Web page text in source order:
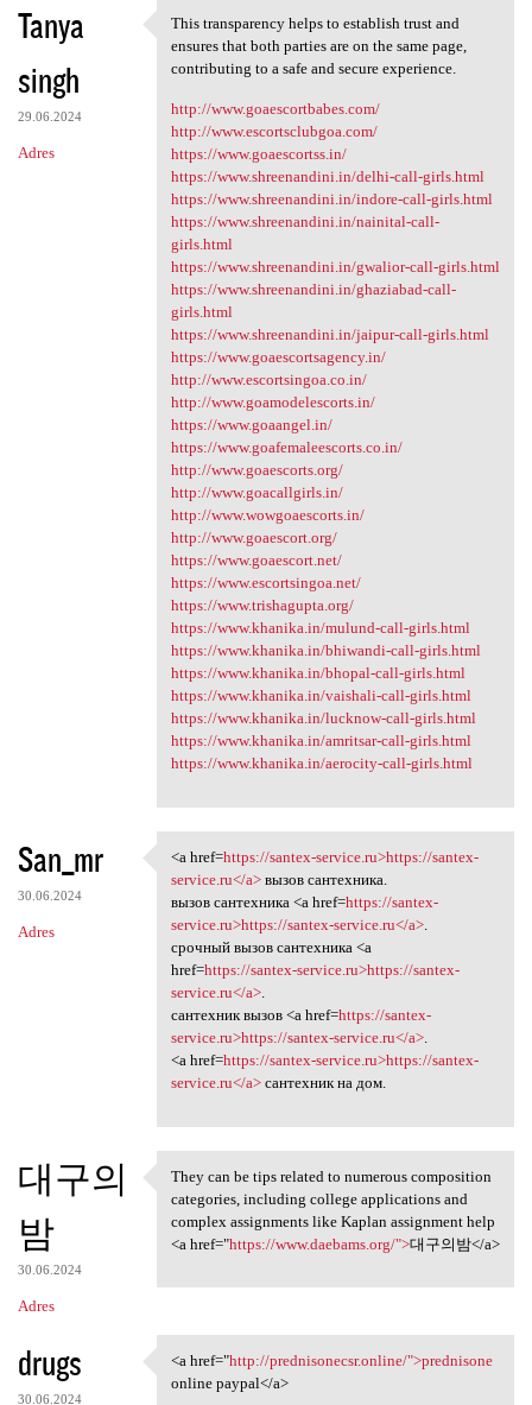
Tanya
singh
29.06.2024
Adres
This transparency helps to
This transparency helps to establish trust and
ensures that both parties are on the same page,
contributing to a safe and secure experience.
http://www.goaescortbabes.com/
http://www.escortsclubgoa.com/
https://www.goaescortss.in/
https://www.shreenandini.in/delhi-call-girls.html
https://www.shreenandini.in/indore-call-girls.html
https://www.shreenandini.in/nainital-call-
girls.html
https://www.shreenandini.in/gwalior-call-girls.html
https://www.shreenandini.in/ghaziabad-call-
girls.html
https://www.shreenandini.in/jaipur-call-girls.html
https://www.goaescortsagency.in/
http://www.escortsingoa.co.in/
http://www.goamodelescorts.in/
https://www.goaangel.in/
https://www.goafemaleescorts.co.in/
http://www.goaescorts.org/
http://www.goacallgirls.in/
http://www.wowgoaescorts.in/
http://www.goaescort.org/
https://www.goaescort.net/
https://www.escortsingoa.net/
https://www.trishagupta.org/
https://www.khanika.in/mulund-call-girls.html
https://www.khanika.in/bhiwandi-call-girls.html
https://www.khanika.in/bhopal-call-girls.html
https://www.khanika.in/vaishali-call-girls.html
https://www.khanika.in/lucknow-call-girls.html
https://www.khanika.in/amritsar-call-girls.html
https://www.khanika.in/aerocity-call-girls.html
San_mr
30.06.2024
Adres
<a href=https://santex
<a href=https://santex-service.ru>https://santex-
service.ru</a>вызов сантехника.
вызов сантехника <a href=https://santex-
service.ru>https://santex-service.ru</a>.
срочный вызов сантехника <a
href=https://santex-service.ru>https://santex-
service.ru</a>.
сантехник вызов <a href=https://santex-
service.ru>https://santex-service.ru</a>.
<a href=https://santex-service.ru>https://santex-
service.ru</a>сантехник на дом.
대구의
밤
30.06.2024
Adres
They can be tips related to
They can be tips related to numerous composition
categories, including college applications and
complex assignments like Kaplan assignment help
<a href="https://www.daebams.org/">대구의밤</a>
drugs
30.06.2024
<a href="http://prednisonecsr
<a href="http://prednisonecsr.online/">prednisone
online paypal</a>